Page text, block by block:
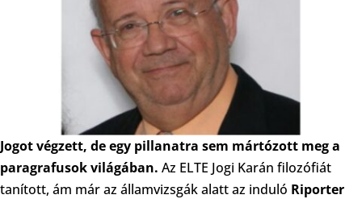
Jogot végzett, de egy pillanatra sem mártózott meg a
paragrafusok világában. Az ELTE Jogi Karán filozófiát
tanított, ám már az államvizsgák alatt az induló Riporter